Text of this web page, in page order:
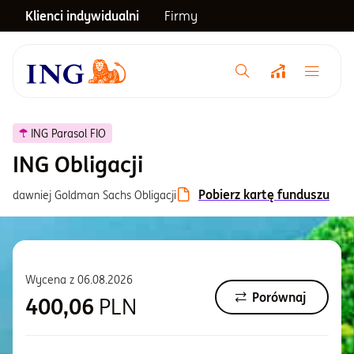
Klienci indywidualni Firmy
Menu główne
Notowania
Blog
ING Parasol FIO
ING Obligacji
dawniej Goldman Sachs Obligacji Pobierz kartę funduszu
Wycena z 06.08.2026
400,06 PLN Porównaj